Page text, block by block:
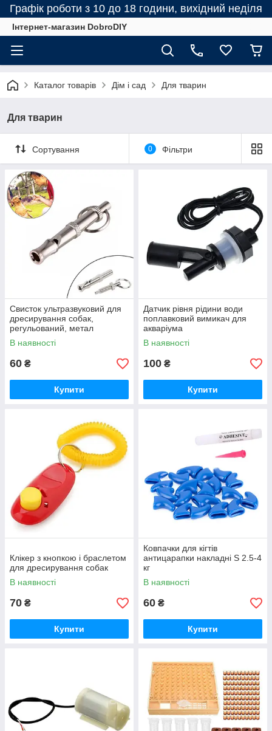
Графік роботи з 10 до 18 години, вихідний неділя
Інтернет-магазин DobroDIY
Каталог товарів Дім і сад Для тварин
Для тварин
Сортування 0 Фільтри
Свисток ультразвуковий для
дресирування собак,
регульований, метал
В наявності
60 ₴
Купити
Датчик рівня рідини води
поплавковий вимикач для
акваріума
В наявності
100 ₴
Купити
Клікер з кнопкою і браслетом
для дресирування собак
В наявності
70 ₴
Купити
Ковпачки для кігтів
антицарапки накладні S 2.5-4
кг
В наявності
60 ₴
Купити